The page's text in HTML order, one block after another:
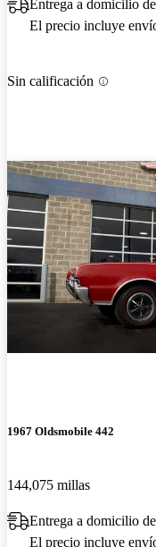
Entrega a domicilio
El precio incluye
Sin calificación
1967 Oldsmobile 442
144,075 millas
Entrega a domicilio
El precio incluye